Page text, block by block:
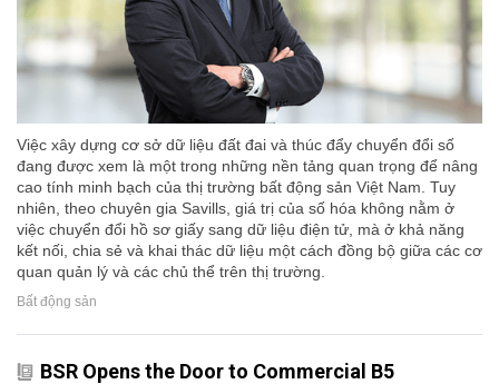
Việc xây dựng cơ sở dữ liệu đất đai và thúc đẩy chuyển đổi số
đang được xem là một trong những nền tảng quan trọng để nâng
cao tính minh bạch của thị trường bất động sản Việt Nam. Tuy
nhiên, theo chuyên gia Savills, giá trị của số hóa không nằm ở
việc chuyển đổi hồ sơ giấy sang dữ liệu điện tử, mà ở khả năng
kết nối, chia sẻ và khai thác dữ liệu một cách đồng bộ giữa các cơ
quan quản lý và các chủ thể trên thị trường.
Bất động sản
BSR Opens the Door to Commercial B5